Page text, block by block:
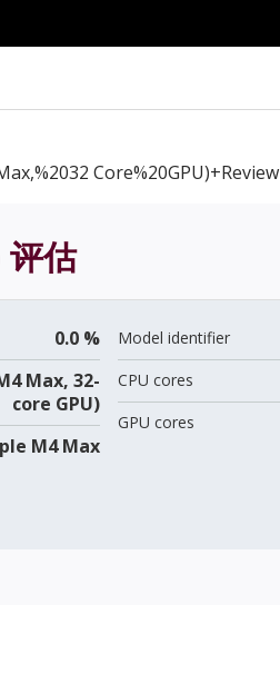
Core%20GPU)+review
评估
0.0 %
Max, 32-
core GPU)
M4 Max
Model identifier
CPU cores
GPU cores